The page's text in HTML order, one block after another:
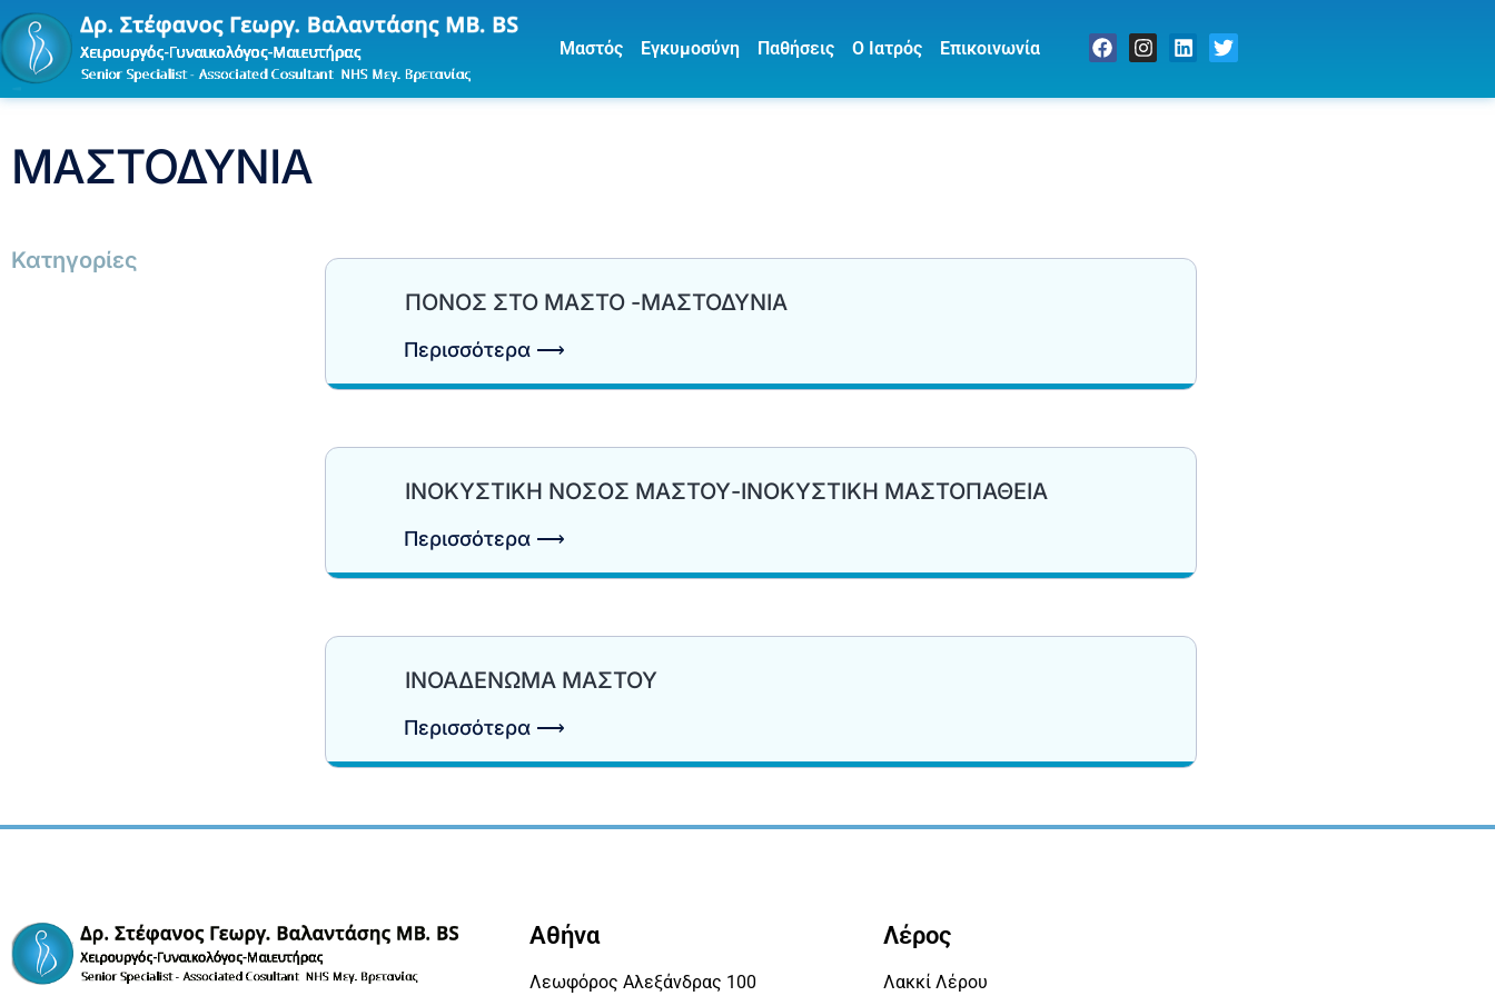
Μαστός Εγκυμοσύνη Παθήσεις Ο Ιατρός Επικοινωνία
ΜΑΣΤΟΔΥΝΙΑ
Κατηγορίες
ΠΟΝΟΣ ΣΤΟ ΜΑΣΤΟ -ΜΑΣΤΟΔΥΝΙΑ
Περισσότερα ⟶
ΙΝΟΚΥΣΤΙΚΗ ΝΟΣΟΣ ΜΑΣΤΟΥ-ΙΝΟΚΥΣΤΙΚΗ ΜΑΣΤΟΠΑΘΕΙΑ
Περισσότερα ⟶
ΙΝΟΑΔΕΝΩΜΑ ΜΑΣΤΟΥ
Περισσότερα ⟶
Αθήνα
Λεωφόρος Αλεξάνδρας 100
Λέρος
Λακκί Λέρου